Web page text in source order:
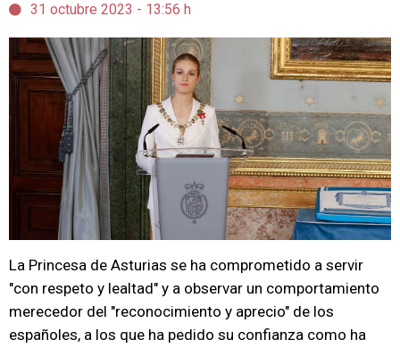
31 octubre 2023 - 13:56 h
La Princesa de Asturias se ha comprometido a servir
"con respeto y lealtad" y a observar un comportamiento
merecedor del "reconocimiento y aprecio" de los
españoles, a los que ha pedido su confianza como ha